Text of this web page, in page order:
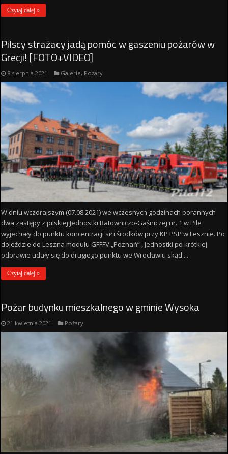
Czytaj dalej »
Pilscy strażacy jadą pomóc w gaszeniu pożarów w
Grecji! [FOTO+VIDEO]
8 sierpnia 2021 Galerie, Pożary
W dniu wczorajszym (07.08.2021) we wczesnych godzinach porannych
dwa zastępy z pilskiej Jednostki Ratowniczo-Gaśniczej nr. 1 w Pile
wyjechały do punktu koncentracji sił i środków przy KP PSP w Lesznie. Po
dojeździe do Leszna modułu GFFFV „Poznań” , jednostki po krótkiej
odprawie udały się do drugiego punktu we Wrocławiu skąd ...
Czytaj dalej »
Pożar budynku mieszkalnego w gminie Wysoka
21 kwietnia 2021 Pożary